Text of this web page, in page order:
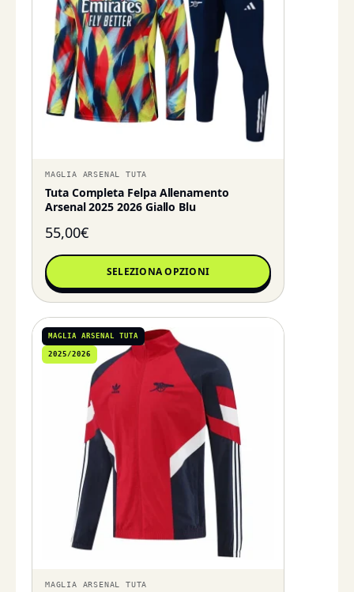
MAGLIA ARSENAL TUTA
Tuta Completa Felpa Allenamento
Arsenal 2025 2026 Giallo Blu
55,00€
SELEZIONA OPZIONI
MAGLIA ARSENAL TUTA
2025/2026
MAGLIA ARSENAL TUTA